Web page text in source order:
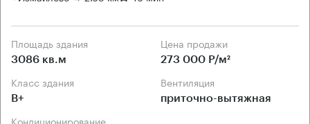
Площадь здания
3086 кв.м
Цена продажи
273 000 Р/м²
Класс здания
B+
Вентиляция
приточно-вытяжная
Кондиционирование